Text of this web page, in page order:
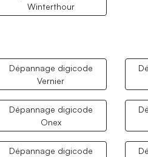
Winterthour
Dépannage digicode
Vernier
Dépannage digicode
Onex
Dépannage digicode